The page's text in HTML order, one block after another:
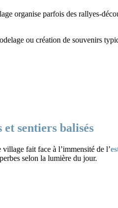
organise parfois des rallyes-
ou création de souvenirs
sentiers balisés
fait face à l’immensité de l’
selon la lumière du jour.